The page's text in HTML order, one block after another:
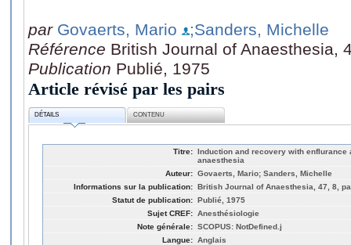
par Govaerts, Mario
;Sanders, Michelle
Référence British Journal of Anaesthesia,
Publication Publié, 1975
Article révisé par les pairs
DÉTAILS CONTENU
Titre: Induction and recovery with enflurance
anaesthesia
Auteur: Govaerts, Mario; Sanders, Michelle
Informations sur la publication: British Journal of Anaesthesia, 47, 8,
Statut de publication: Publié, 1975
Sujet CREF: Anesthésiologie
Note générale: SCOPUS: NotDefined.j
Langue: Anglais